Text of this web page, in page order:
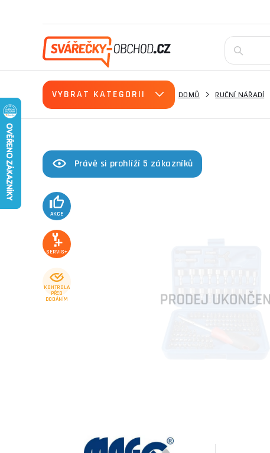
VYBRAT KATEGORII DOMŮ RUČNÍ NÁŘADÍ
Právě si prohlíží 5 zákazníků
AKCE
SERVIS+
KONTROLA
PŘED
DODÁNÍM